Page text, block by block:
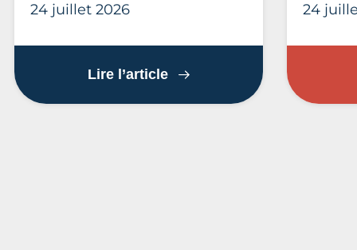
24 juillet 2026
Lire l’articleBoutique LOCO éphémère
24